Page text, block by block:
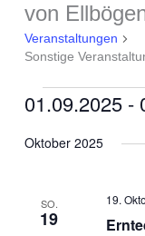
von
Veranstaltungen
Sonstige
01.09.2025 -
wählen.
Oktober 2025
SO.
19
19.